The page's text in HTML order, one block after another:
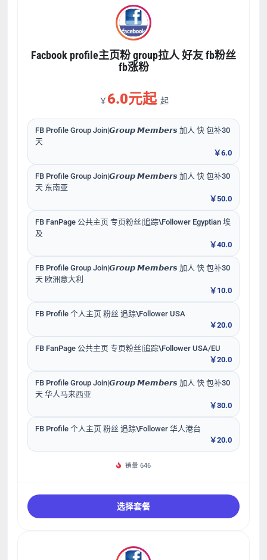
Facbook profile主页粉 group拉人 好友 fb粉丝
fb涨粉
￥ 6.0元起 起
FB Profile Group Join|𝙂𝙧𝙤𝙪𝙥 𝙈𝙚𝙢𝙗𝙚𝙧𝙨 加人 快 包补30
天
￥6.0
FB Profile Group Join|𝙂𝙧𝙤𝙪𝙥 𝙈𝙚𝙢𝙗𝙚𝙧𝙨 加人 快 包补30
天 东南亚
￥50.0
FB FanPage 公共主页 专页粉丝|追踪\Follower Egyptian 埃
及
￥40.0
FB Profile Group Join|𝙂𝙧𝙤𝙪𝙥 𝙈𝙚𝙢𝙗𝙚𝙧𝙨 加人 快 包补30
天 欧洲意大利
￥10.0
FB Profile 个人主页 粉丝 追踪\Follower USA
￥20.0
FB FanPage 公共主页 专页粉丝|追踪\Follower USA/EU
￥20.0
FB Profile Group Join|𝙂𝙧𝙤𝙪𝙥 𝙈𝙚𝙢𝙗𝙚𝙧𝙨 加人 快 包补30
天 华人马来西亚
￥30.0
FB Profile 个人主页 粉丝 追踪\Follower 华人港台
￥20.0
销量 646
选择套餐